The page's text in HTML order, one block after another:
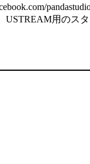
用のスタ